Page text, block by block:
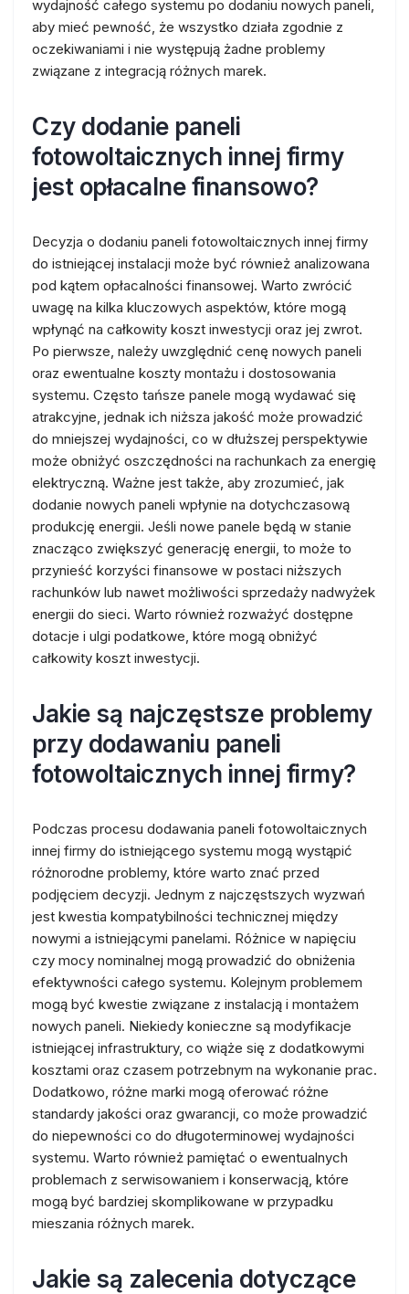
wydajność całego systemu po dodaniu nowych paneli,
aby mieć pewność, że wszystko działa zgodnie z
oczekiwaniami i nie występują żadne problemy
związane z integracją różnych marek.
Czy dodanie paneli
fotowoltaicznych innej firmy
jest opłacalne finansowo?
Decyzja o dodaniu paneli fotowoltaicznych innej firmy
do istniejącej instalacji może być również analizowana
pod kątem opłacalności finansowej. Warto zwrócić
uwagę na kilka kluczowych aspektów, które mogą
wpłynąć na całkowity koszt inwestycji oraz jej zwrot.
Po pierwsze, należy uwzględnić cenę nowych paneli
oraz ewentualne koszty montażu i dostosowania
systemu. Często tańsze panele mogą wydawać się
atrakcyjne, jednak ich niższa jakość może prowadzić
do mniejszej wydajności, co w dłuższej perspektywie
może obniżyć oszczędności na rachunkach za energię
elektryczną. Ważne jest także, aby zrozumieć, jak
dodanie nowych paneli wpłynie na dotychczasową
produkcję energii. Jeśli nowe panele będą w stanie
znacząco zwiększyć generację energii, to może to
przynieść korzyści finansowe w postaci niższych
rachunków lub nawet możliwości sprzedaży nadwyżek
energii do sieci. Warto również rozważyć dostępne
dotacje i ulgi podatkowe, które mogą obniżyć
całkowity koszt inwestycji.
Jakie są najczęstsze problemy
przy dodawaniu paneli
fotowoltaicznych innej firmy?
Podczas procesu dodawania paneli fotowoltaicznych
innej firmy do istniejącego systemu mogą wystąpić
różnorodne problemy, które warto znać przed
podjęciem decyzji. Jednym z najczęstszych wyzwań
jest kwestia kompatybilności technicznej między
nowymi a istniejącymi panelami. Różnice w napięciu
czy mocy nominalnej mogą prowadzić do obniżenia
efektywności całego systemu. Kolejnym problemem
mogą być kwestie związane z instalacją i montażem
nowych paneli. Niekiedy konieczne są modyfikacje
istniejącej infrastruktury, co wiąże się z dodatkowymi
kosztami oraz czasem potrzebnym na wykonanie prac.
Dodatkowo, różne marki mogą oferować różne
standardy jakości oraz gwarancji, co może prowadzić
do niepewności co do długoterminowej wydajności
systemu. Warto również pamiętać o ewentualnych
problemach z serwisowaniem i konserwacją, które
mogą być bardziej skomplikowane w przypadku
mieszania różnych marek.
Jakie są zalecenia dotyczące